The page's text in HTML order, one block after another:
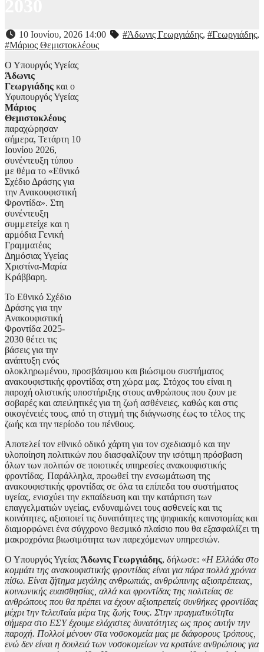
10 Ιουνίου, 2026 14:00 #Άδωνις Γεωργιάδης, #Γεωργιάδης,
#Μάριος Θεμιστοκλέους
Ο Υπουργός Υγείας
Άδωνις
Γεωργιάδης και ο
Υφυπουργός Υγείας
Μάριος
Θεμιστοκλέους
παραχώρησαν
σήμερα, Τετάρτη 10
Ιουνίου 2026,
συνέντευξη τύπου
με θέμα το «Εθνικό
Σχέδιο Δράσης για
την Ανακουφιστική
Φροντίδα». Στη
συνέντευξη
συμμετείχε και η
αρμόδια Γενική
Γραμματέας
Δημόσιας Υγείας
Χριστίνα-Μαρία
Κράββαρη.
Το Εθνικό Σχέδιο
Δράσης για την
Ανακουφιστική
Φροντίδα 2025-
2030 θέτει τις
βάσεις για την
ανάπτυξη ενός
ολοκληρωμένου, προσβάσιμου και βιώσιμου συστήματος
ανακουφιστικής φροντίδας στη χώρα μας. Στόχος του είναι η
παροχή ολιστικής υποστήριξης στους ανθρώπους που ζουν με
σοβαρές και απειλητικές για τη ζωή ασθένειες, καθώς και στις
οικογένειές τους, από τη στιγμή της διάγνωσης έως το τέλος της
ζωής και την περίοδο του πένθους.
Αποτελεί τον εθνικό οδικό χάρτη για τον σχεδιασμό και την
υλοποίηση πολιτικών που διασφαλίζουν την ισότιμη πρόσβαση
όλων των πολιτών σε ποιοτικές υπηρεσίες ανακουφιστικής
φροντίδας. Παράλληλα, προωθεί την ενσωμάτωση της
ανακουφιστικής φροντίδας σε όλα τα επίπεδα του συστήματος
υγείας, ενισχύει την εκπαίδευση και την κατάρτιση των
επαγγελματιών υγείας, ενδυναμώνει τους ασθενείς και τις
κοινότητες, αξιοποιεί τις δυνατότητες της ψηφιακής καινοτομίας και
διαμορφώνει ένα σύγχρονο θεσμικό πλαίσιο που θα εξασφαλίζει τη
μακροχρόνια βιωσιμότητα των παρεχόμενων υπηρεσιών.
Ο Υπουργός Υγείας Άδωνις Γεωργιάδης, δήλωσε: «Η Ελλάδα στο
κομμάτι της ανακουφιστικής φροντίδας είναι για πάρα πολλά χρόνια
πίσω. Είναι ζήτημα μεγάλης ανθρωπιάς, ανθρώπινης αξιοπρέπειας,
κοινωνικής ευαισθησίας, αλλά και φροντίδας της πολιτείας σε
ανθρώπους που θα πρέπει να έχουν αξιοπρεπείς συνθήκες φροντίδας
μέχρι την τελευταία μέρα της ζωής τους. Στην πραγματικότητα
σήμερα στο ΕΣΥ έχουμε ελάχιστες δυνατότητες ως προς αυτήν την
παροχή. Πολλοί μένουν στα νοσοκομεία μας με διάφορους τρόπους,
ενώ δεν είναι η δουλειά των νοσοκομείων να κρατάνε ανθρώπους για